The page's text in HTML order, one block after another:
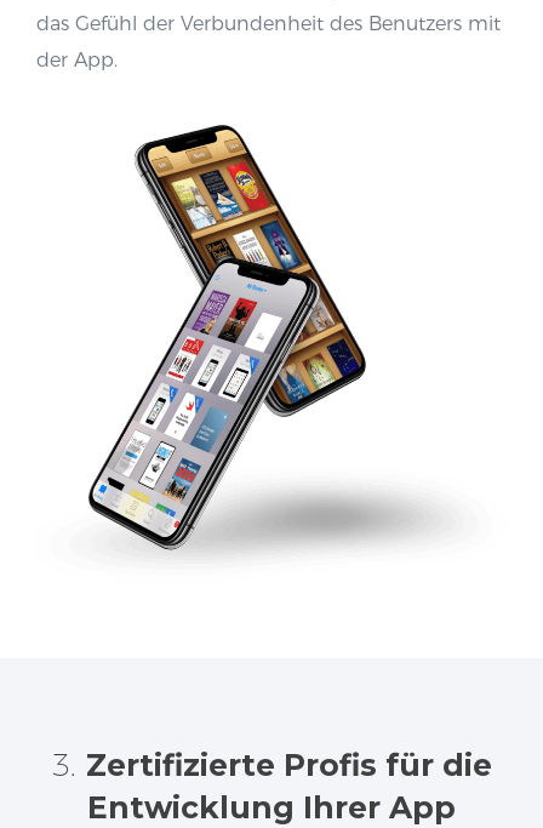
das Gefühl der Verbundenheit des Benutzers mit
der App.
3. Zertifizierte Profis für die
Entwicklung Ihrer App